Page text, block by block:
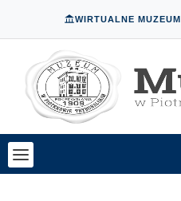
WIRTUALNE MUZEUM